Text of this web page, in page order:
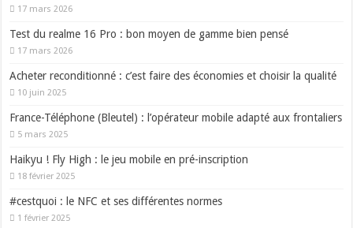
17 mars 2026
Test du realme 16 Pro : bon moyen de gamme bien pensé
17 mars 2026
Acheter reconditionné : c’est faire des économies et choisir la qualité
10 juin 2025
France-Téléphone (Bleutel) : l’opérateur mobile adapté aux frontaliers
5 mars 2025
Haikyu ! Fly High : le jeu mobile en pré-inscription
18 février 2025
#cestquoi : le NFC et ses différentes normes
1 février 2025